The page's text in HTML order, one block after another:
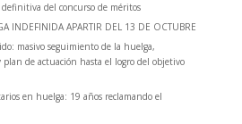
del concurso de méritos
INDEFINIDA APARTIR DEL 13 DE OCTUBRE
masivo seguimiento de la huelga,
de actuación hasta el logro del objetivo
en huelga: 19 años reclamando el